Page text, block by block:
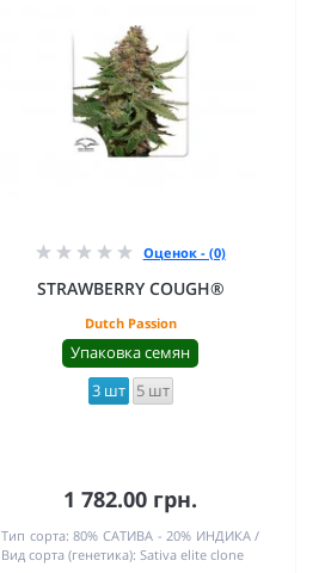
Оценок - (0)
STRAWBERRY COUGH®
Dutch Passion
Упаковка семян
3 шт 5 шт
1 782.00 грн.
Тип сорта: 80% САТИВА - 20% ИНДИКА
Вид сорта (генетика): Sativa elite clone